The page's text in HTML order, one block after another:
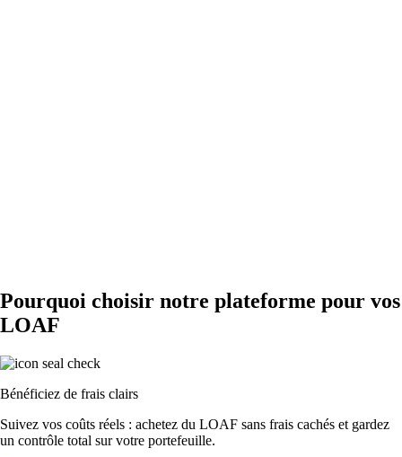
Pourquoi choisir notre plateforme pour vos
LOAF
Bénéficiez de frais clairs
Suivez vos coûts réels : achetez du LOAF sans frais cachés et gardez
un contrôle total sur votre portefeuille.